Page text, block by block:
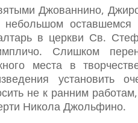
Джованнино,
оставшемся
в церкви Св.
Слишком
места в
установить
не к ранним
Никола Джольфино.